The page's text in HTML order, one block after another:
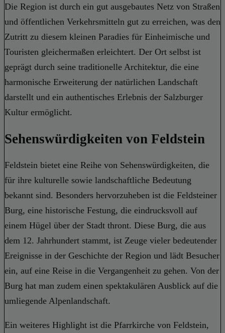
Die Region ist durch ein gut ausgebautes Netz von Straßen
und öffentlichen Verkehrsmitteln gut zu erreichen, was den
Zutritt zu diesem kleinen Paradies für Einheimische und
Touristen gleichermaßen erleichtert. Der Ort selbst ist
geprägt durch seine traditionelle Architektur, die eine
harmonische Erweiterung der natürlichen Landschaft
darstellt und ein authentisches Erlebnis der Salzburger
Kultur ermöglicht.
Sehenswürdigkeiten von Feldstein
Feldstein bietet eine Reihe von Sehenswürdigkeiten, die
für ihre kulturelle sowie landschaftliche Bedeutung
bekannt sind. Besonders hervorzuheben ist die Feldsteiner
Burg, eine historische Festung, die eindrucksvoll auf
einem Hügel über der Stadt thront. Diese Burg, die aus
dem 12. Jahrhundert stammt, ist Zeuge vieler bedeutender
Ereignisse in der Geschichte der Region und lädt Besucher
ein, auf eine Reise in die Vergangenheit zu gehen. Von der
Burg hat man zudem einen spektakulären Ausblick auf die
umliegende Alpenlandschaft.
Ein weiteres Highlight ist die Pfarrkirche von Feldstein,